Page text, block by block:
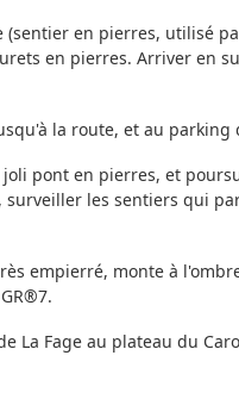
en pierres, utilisé
en pierres. Arriver en
la route, et au parking
pont en pierres, et
les sentiers qui
empierré, monte à
La Fage au plateau du